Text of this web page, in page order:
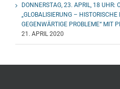
DONNERSTAG, 23. APRIL, 18 UHR:
„GLOBALISIERUNG –
GEGENWÄRTIGE PROBLEME“ MIT
21. APRIL 2020